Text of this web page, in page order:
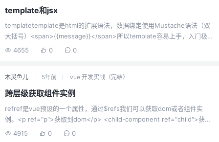
这些方法，都只是回调而已。import Vue from "vue"; const Store =
function(options ...
template和jsx
templatetemplate是html的扩展语法，数据绑定使用Mustache语法（双
大括号）<span>{{message}}</span>所以template容易上手，入门极
简，大量内置指令，拥有组件作用域css，但是因为简单，所以灵活性不
全抛弃template。jsx为什么灵活，原因就是他不是html模板，所以jsx中的
标签，他可以是变量，我们改变这个变量，这...
4655 0 0
木灵鱼儿 5年前 vue 开发实战（完结）
跨层级获取组件实例
refref是vue预设的一个属性，通过$refs我们可以获取dom或者组件实
例。<p ref="p">获取到dom</p> <child-component ref="child">获取
到一个组件实例</child-component>通过this.$refs.p我们获取到的是
4915 0 0